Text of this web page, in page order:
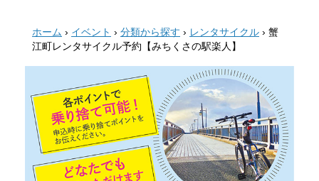
ホーム › イベント › 分類から探す › レンタサイクル › 蟹
江町レンタサイクル予約【みちくさの駅楽人】